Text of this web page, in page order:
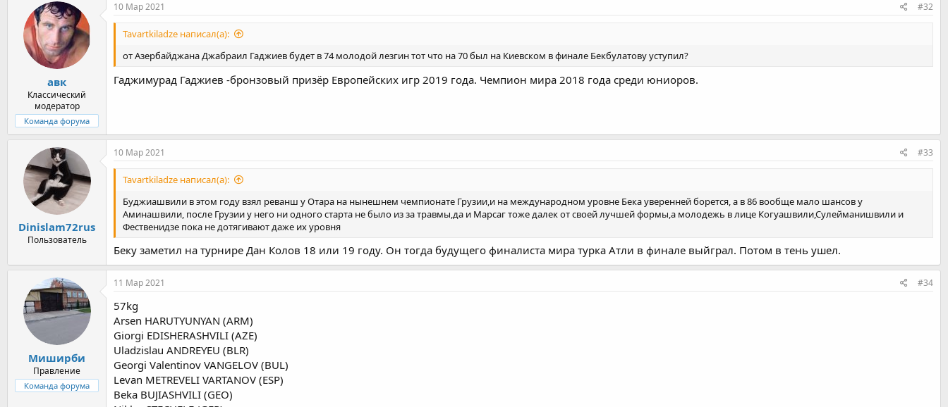
авк
Классический
модератор
Команда форума
10 Мар 2021 #32
Tavartkiladze написал(а):
от Азербайджана Джабраил Гаджиев будет в 74 молодой лезгин тот что на 70 был на Киевском в финале Бекбулатову уступил?
Гаджимурад Гаджиев -бронзовый призёр Европейских игр 2019 года. Чемпион мира 2018 года среди юниоров.
Dinislam72rus
Пользователь
10 Мар 2021 #33
Tavartkiladze написал(а):
Буджиашвили в этом году взял реванш у Отара на нынешнем чемпионате Грузии,и на международном уровне Бека уверенней борется, а в 86 вообще мало шансов у
Аминашвили, после Грузии у него ни одного старта не было из за травмы,да и Марсаг тоже далек от своей лучшей формы,а молодежь в лице Когуашвили,Сулейманишвили и
Фественидзе пока не дотягивают даже их уровня
Беку заметил на турнире Дан Колов 18 или 19 году. Он тогда будущего финалиста мира турка Атли в финале выйграл. Потом в тень ушел.
Миширби
Правление
Команда форума
11 Мар 2021 #34
57kg
Arsen HARUTYUNYAN (ARM)
Giorgi EDISHERASHVILI (AZE)
Uladzislau ANDREYEU (BLR)
Georgi Valentinov VANGELOV (BUL)
Levan METREVELI VARTANOV (ESP)
Beka BUJIASHVILI (GEO)